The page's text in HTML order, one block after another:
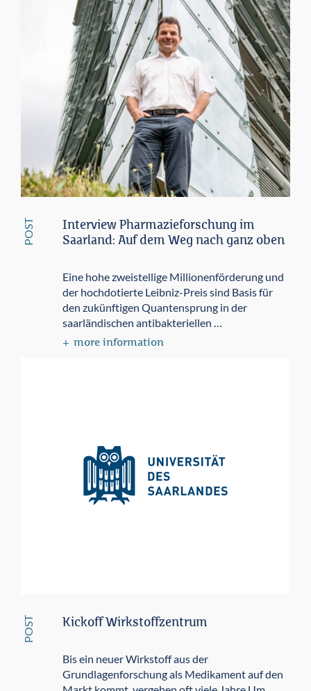
Interview Pharmazieforschung im
Saarland: Auf dem Weg nach ganz oben
Eine hohe zweistellige Millionenförderung und
der hochdotierte Leibniz-Preis sind Basis für
den zukünftigen Quantensprung in der
saarländischen antibakteriellen …
more information
POST
Kickoff Wirkstoffzentrum
Bis ein neuer Wirkstoff aus der
Grundlagenforschung als Medikament auf den
POST